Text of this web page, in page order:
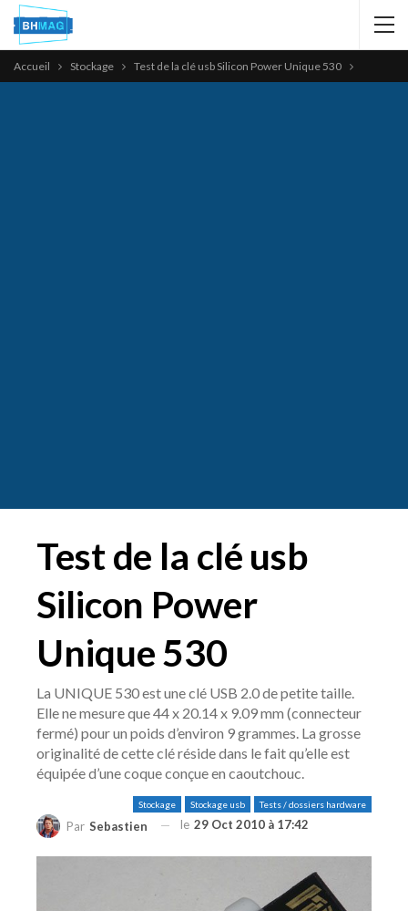
Accueil Stockage Test de la clé usb Silicon Power Unique 530
Test de la clé usb
Silicon Power
Unique 530
La UNIQUE 530 est une clé USB 2.0 de petite taille.
Elle ne mesure que 44 x 20.14 x 9.09 mm (connecteur
fermé) pour un poids d’environ 9 grammes. La grosse
originalité de cette clé réside dans le fait qu’elle est
équipée d’une coque conçue en caoutchouc.
Stockage Stockage usb Tests / dossiers hardware
Par Sebastien le 29 Oct 2010 à 17:42